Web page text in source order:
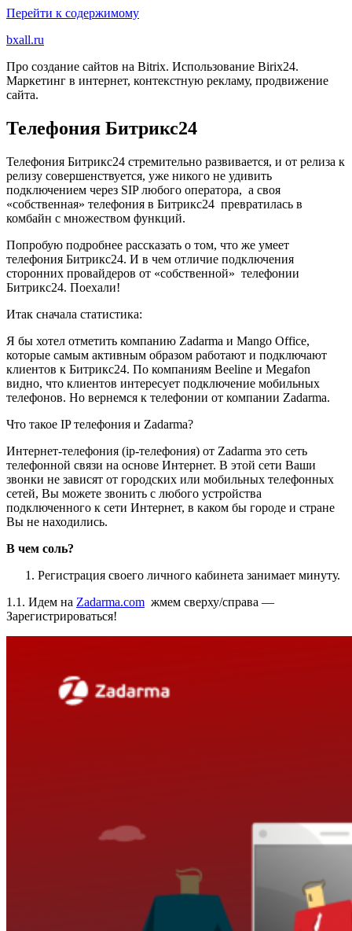
Перейти к содержимому
bxall.ru
Про создание сайтов на Bitrix. Использование Birix24.
Маркетинг в интернет, контекстную рекламу, продвижение
сайта.
Телефония Битрикс24
Телефония Битрикс24 стремительно развивается, и от релиза к
релизу совершенствуется, уже никого не удивить
подключением через SIP любого оператора, а своя
«собственная» телефония в Битрикс24 превратилась в
комбайн с множеством функций.
Попробую подробнее рассказать о том, что же умеет
телефония Битрикс24. И в чем отличие подключения
сторонних провайдеров от «собственной» телефонии
Битрикс24. Поехали!
Итак сначала статистика:
Я бы хотел отметить компанию Zadarma и Mango Office,
которые самым активным образом работают и подключают
клиентов к Битрикс24. По компаниям Beeline и Megafon
видно, что клиентов интересует подключение мобильных
телефонов. Но вернемся к телефонии от компании Zadarma.
Что такое IP телефония и Zadarma?
Интернет-телефония (ip-телефония) от Zadarma это сеть
телефонной связи на основе Интернет. В этой сети Ваши
звонки не зависят от городских или мобильных телефонных
сетей, Вы можете звонить с любого устройства
подключенного к сети Интернет, в каком бы городе и стране
Вы не находились.
В чем соль?
Регистрация своего личного кабинета занимает минуту.
1.1. Идем на Zadarma.com жмем сверху/справа —
Зарегистрироваться!